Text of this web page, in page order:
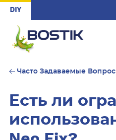
Skip to main content
DIY
Часто Задаваемые
Есть ли